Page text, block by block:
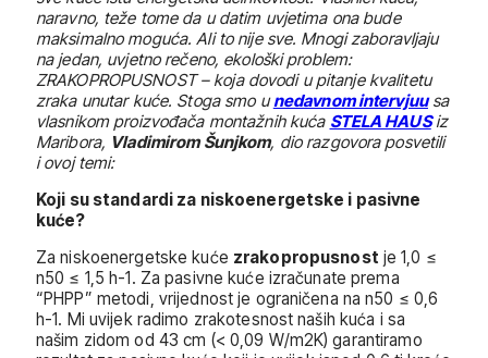
naravno, teže tome da u datim uvjetima ona bude
maksimalno moguća. Ali to nije sve. Mnogi zaboravljaju
na jedan, uvjetno rečeno, ekološki problem:
ZRAKOPROPUSNOST – koja dovodi u pitanje kvalitetu
zraka unutar kuće. Stoga smo unedavnom intervjuusa
vlasnikom proizvođača montažnih kuća STELA HAUSiz
Maribora, Vladimirom Šunjkom, dio razgovora posvetili
i ovoj temi:
Koji su standardi za niskoenergetske i pasivne
kuće?
Za niskoenergetske kuće zrakopropusnost je 1,0 ≤
n50 ≤ 1,5 h-1. Za pasivne kuće izračunate prema
“PHPP” metodi, vrijednost je ograničena na n50 ≤ 0,6
h-1. Mi uvijek radimo zrakotesnost naših kuća i sa
našim zidom od 43 cm (< 0,09 W/m2K) garantiramo